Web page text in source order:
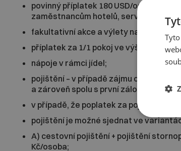
povinný příplatek 180 USD/osoba
zaměstnancům hotelů, servis místního
fakultativní akce a výlety nad rámec
příplatek za 1/1 pokoj ve výši 10 990 Kč
nápoje v rámci jídel;
pojištění – v případě zájmu o sjednání
a zároveň spolu s první zálohou
v případě, že poplatek za pojištění
pojištění je možné sjednat ve
A) cestovní pojištění + pojištění
Kč/osoba;